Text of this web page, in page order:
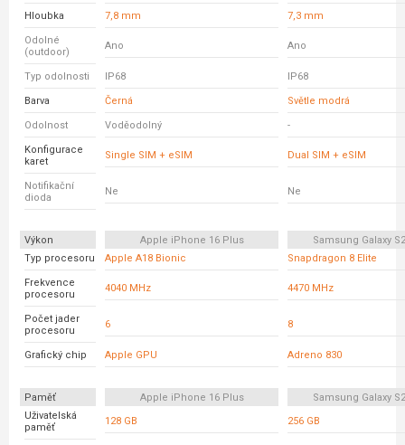
Hloubka 7,8 mm 7,3 mm
Odolné
(outdoor)
Ano Ano
Typ odolnosti IP68 IP68
Barva Černá Světle modrá
Odolnost Voděodolný -
Konfigurace
karet
Single SIM + eSIM Dual SIM + eSIM
Notifikační
dioda
Ne Ne
Výkon Apple iPhone 16 Plus
Samsung Galaxy
Typ procesoru
Apple A18 Bionic Snapdragon 8 Elite
Frekvence
procesoru
4040 MHz 4470 MHz
Počet jader
procesoru
6 8
Grafický chip Apple GPU Adreno 830
Paměť Apple iPhone 16 Plus
Samsung Galaxy
Uživatelská
paměť
128 GB 256 GB